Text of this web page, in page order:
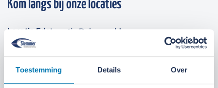
Toestemming Details Over
Kom langs bij onze locaties
Locatie Ede Locatie Ruinerwold
Maandag t/m zaterdag open. Bereikbaar via0318-